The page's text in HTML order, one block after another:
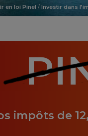
en loi Pinel / Investir dans
impôts de